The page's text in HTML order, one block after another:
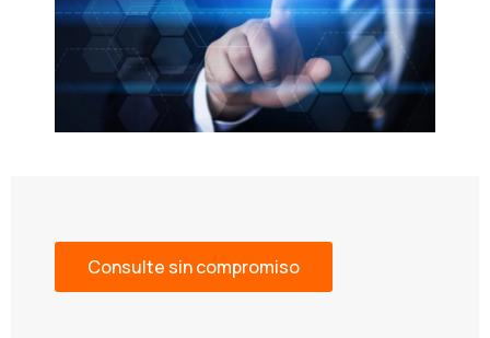
Consulte sin compromiso